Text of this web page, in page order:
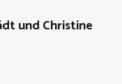
und Christine